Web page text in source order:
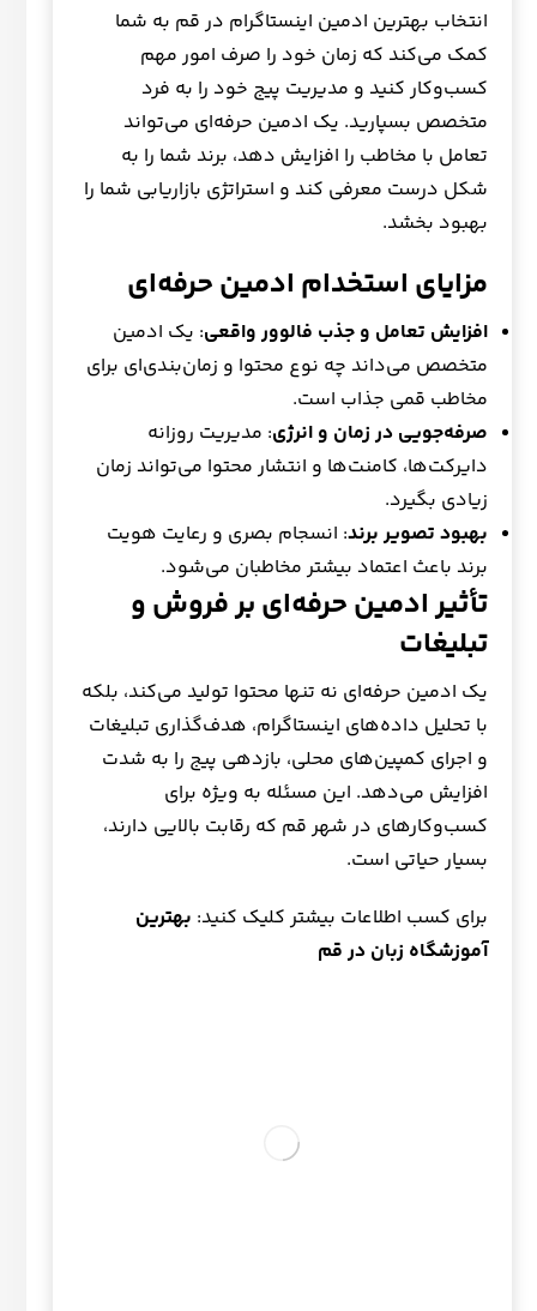
انتخاب بهترین ادمین اینستاگرام در قم به شما
کمک می‌کند که زمان خود را صرف امور مهم
کسب‌وکار کنید و مدیریت پیج خود را به فرد
متخصص بسپارید. یک ادمین حرفه‌ای می‌تواند
تعامل با مخاطب را افزایش دهد، برند شما را به
شکل درست معرفی کند و استراتژی بازاریابی شما را
بهبود بخشد.
مزایای استخدام ادمین حرفه‌ای
افزایش تعامل و جذب فالوور واقعی: یک ادمین
متخصص می‌داند چه نوع محتوا و زمان‌بندی‌ای برای
مخاطب قمی جذاب است.
صرفه‌جویی در زمان و انرژی: مدیریت روزانه
دایرکت‌ها، کامنت‌ها و انتشار محتوا می‌تواند زمان
زیادی بگیرد.
بهبود تصویر برند: انسجام بصری و رعایت هویت
برند باعث اعتماد بیشتر مخاطبان می‌شود.
تأثیر ادمین حرفه‌ای بر فروش و
تبلیغات
یک ادمین حرفه‌ای نه تنها محتوا تولید می‌کند، بلکه
با تحلیل داده‌های اینستاگرام، هدف‌گذاری تبلیغات
و اجرای کمپین‌های محلی، بازدهی پیج را به شدت
افزایش می‌دهد. این مسئله به ویژه برای
کسب‌وکارهای در شهر قم که رقابت بالایی دارند،
بسیار حیاتی است.
برای کسب اطلاعات بیشتر کلیک کنید: بهترین
آموزشگاه زبان در قم